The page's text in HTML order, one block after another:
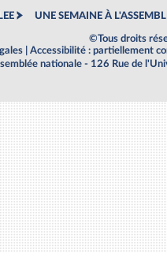
UNE SEMAINE À
©Tous droits
Accessibilité : partiellement
nationale - 126 Rue de